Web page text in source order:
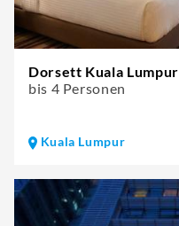
Dorsett Kuala Lumpur
bis 4 Personen
Kuala Lumpur